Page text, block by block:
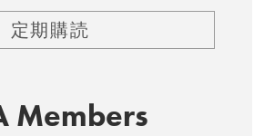
定期購読
Members